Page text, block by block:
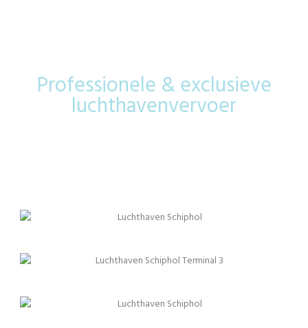
Professionele & exclusieve
luchthavenvervoer